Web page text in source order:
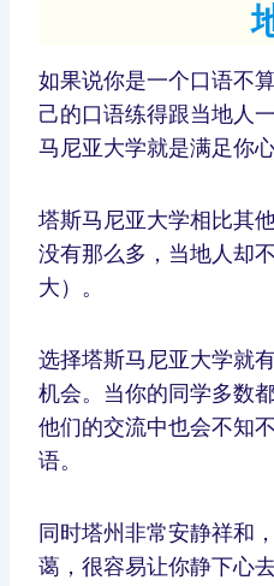
如果说你是一个口语不
己的口语练得跟当地人
马尼亚大学就是满足你
塔斯马尼亚大学相比其
没有那么多，当地人却
大）。
选择塔斯马尼亚大学就
机会。当你的同学多数
他们的交流中也会不知
语。
同时塔州非常安静祥和
蔼，很容易让你静下心